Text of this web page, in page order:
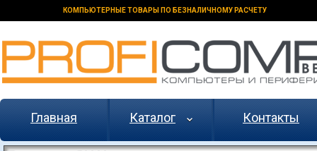
КОМПЬЮТЕРНЫЕ ТОВАРЫ ПО БЕЗНАЛИЧНОМУ РАСЧЕТУ
Главная Каталог Контакты